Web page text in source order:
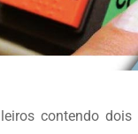
contendo